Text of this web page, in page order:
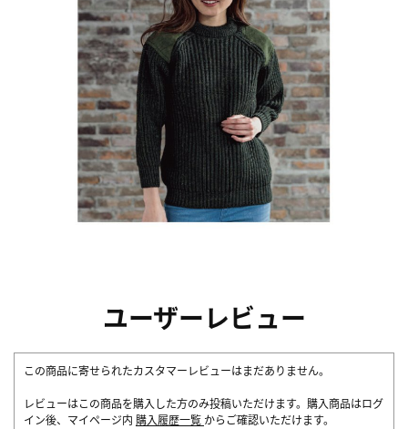
ユーザーレビュー
この商品に寄せられたカスタマーレビューはまだありません。
レビューはこの商品を購入した方のみ投稿いただけます。購入商品はログ
イン後、マイページ内 購入履歴一覧 からご確認いただけます。